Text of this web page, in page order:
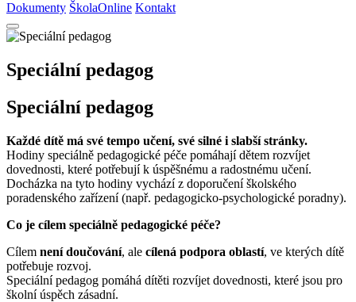
Dokumenty ŠkolaOnline Kontakt
Speciální pedagog
Speciální pedagog
Každé dítě má své tempo učení, své silné i slabší stránky.
Hodiny speciálně pedagogické péče pomáhají dětem rozvíjet
dovednosti, které potřebují k úspěšnému a radostnému učení.
Docházka na tyto hodiny vychází z doporučení školského
poradenského zařízení (např. pedagogicko-psychologické poradny).
Co je cílem speciálně pedagogické péče?
Cílem není doučování, ale cílená podpora oblastí, ve kterých dítě
potřebuje rozvoj.
Speciální pedagog pomáhá dítěti rozvíjet dovednosti, které jsou pro
školní úspěch zásadní.